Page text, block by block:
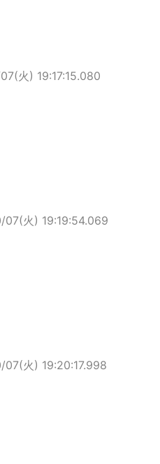
火) 19:17:15.080
07(火) 19:19:54.069
火) 19:20:17.998